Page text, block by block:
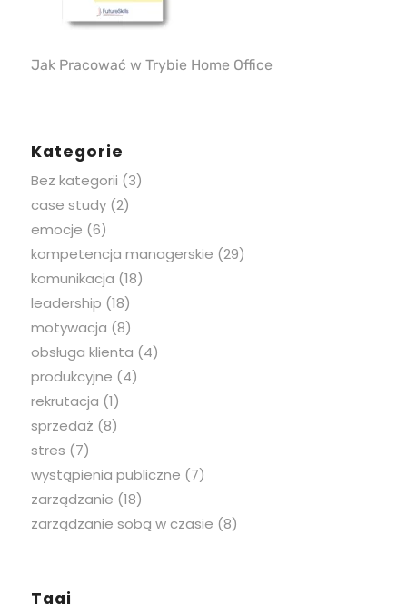
Jak Pracować w Trybie Home Office
Kategorie
Bez kategorii (3)
case study(2)
emocje (6)
kompetencja managerskie (29)
komunikacja (18)
leadership (18)
motywacja (8)
obsługa klienta (4)
produkcyjne (4)
rekrutacja (1)
sprzedaż (8)
stres (7)
wystąpienia publiczne (7)
zarządzanie (18)
zarządzanie sobą w czasie (8)
Tagi